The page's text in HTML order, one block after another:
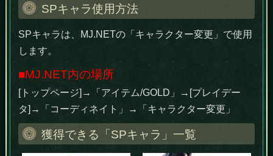
SPキャラ使用方法
SPキャラは、MJ.NETの「キャラクター変更」で使用
します。
■MJ.NET内の場所
[トップページ]→「アイテム/GOLD」→[プレイデー
タ]→「コーディネイト」→「キャラクター変更」
獲得できる「SPキャラ」一覧